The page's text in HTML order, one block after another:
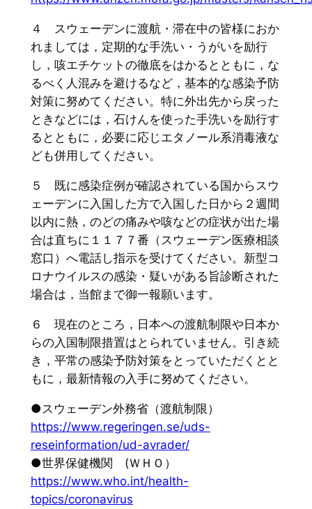
４ スウェーデンに渡航・滞在中の皆様におか
れましては，定期的な手洗い・うがいを励行
し，咳エチケットの徹底をはかるとともに，な
るべく人混みを避けるなど，基本的な感染予防
対策に努めてください。特に外出先から戻った
ときなどには，石けんを使った手洗いを励行す
るとともに，必要に応じエタノール系消毒液な
ども併用してください。
５ 既に感染症例が確認されている国からスウ
ェーデンに入国した方で入国した日から２週間
以内に熱，のどの痛みや咳などの症状が出た場
合は直ちに１１７７番（スウェーデン医療相談
窓口）へ電話し指示を受けてください。新型コ
ロナウイルスの感染・疑いがある旨診断された
場合は，当館まで御一報願います。
６ 現在のところ，日本への渡航制限や日本か
らの入国制限措置はとられていません。引き続
き，平常の感染予防対策をとっていただくとと
もに，最新情報の入手に努めてください。
●スウェーデン外務省（渡航制限）
https://www.regeringen.se/uds-
reseinformation/ud-avrader/
●世界保健機関 (ＷＨＯ）
https://www.who.int/health-
topics/coronavirus